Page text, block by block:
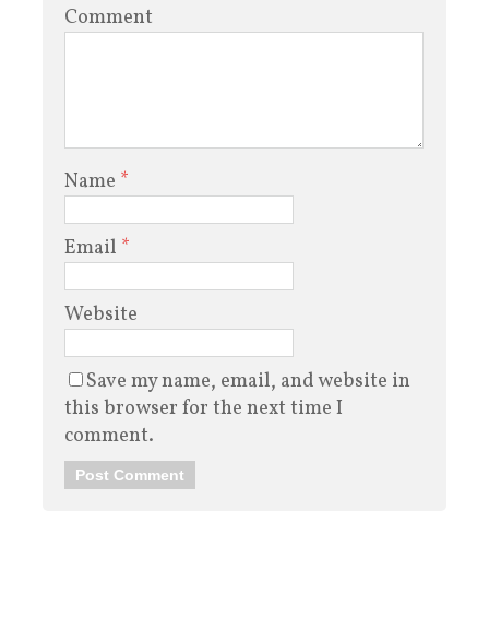
Comment
Name *
Email *
Website
Save my name, email, and website in
this browser for the next time I
comment.